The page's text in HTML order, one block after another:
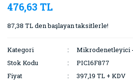
476,63 TL
87,38 TL den başlayan taksitlerle!
Kategori
Mikrodenetleyici
Stok Kodu
PIC16F877
Fiyat
397,19 TL + KDV